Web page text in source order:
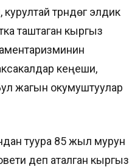
түрүндөгү элдик
таштаган кыргыз
кеңеши,
жагын окумуштуулар
туура 85 жыл мурун
деп аталган кыргыз